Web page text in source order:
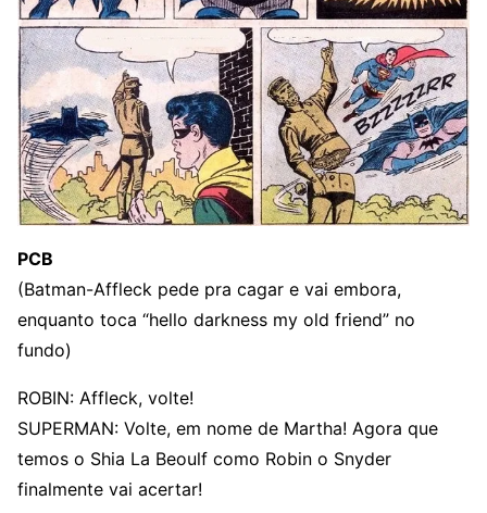
PCB
(Batman-Affleck pede pra cagar e vai embora,
enquanto toca “hello darkness my old friend” no
fundo)
ROBIN: Affleck, volte!
SUPERMAN: Volte, em nome de Martha! Agora que
temos o Shia La Beoulf como Robin o Snyder
finalmente vai acertar!